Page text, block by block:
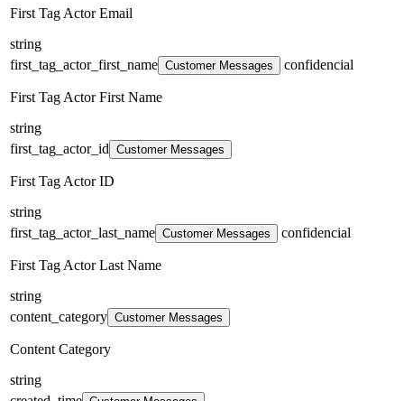
First Tag Actor Email
string
first_tag_actor_first_name Customer Messages confidencial
First Tag Actor First Name
string
first_tag_actor_id Customer Messages
First Tag Actor ID
string
first_tag_actor_last_name Customer Messages confidencial
First Tag Actor Last Name
string
content_category Customer Messages
Content Category
string